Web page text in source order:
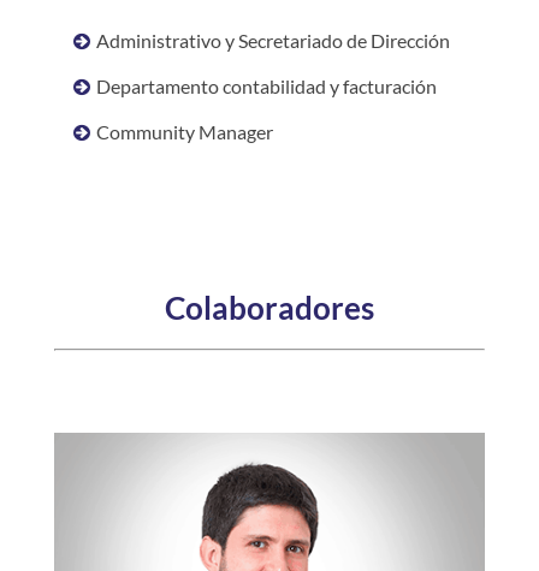
Administrativo y Secretariado de Dirección
Departamento contabilidad y facturación
Community Manager
Colaboradores